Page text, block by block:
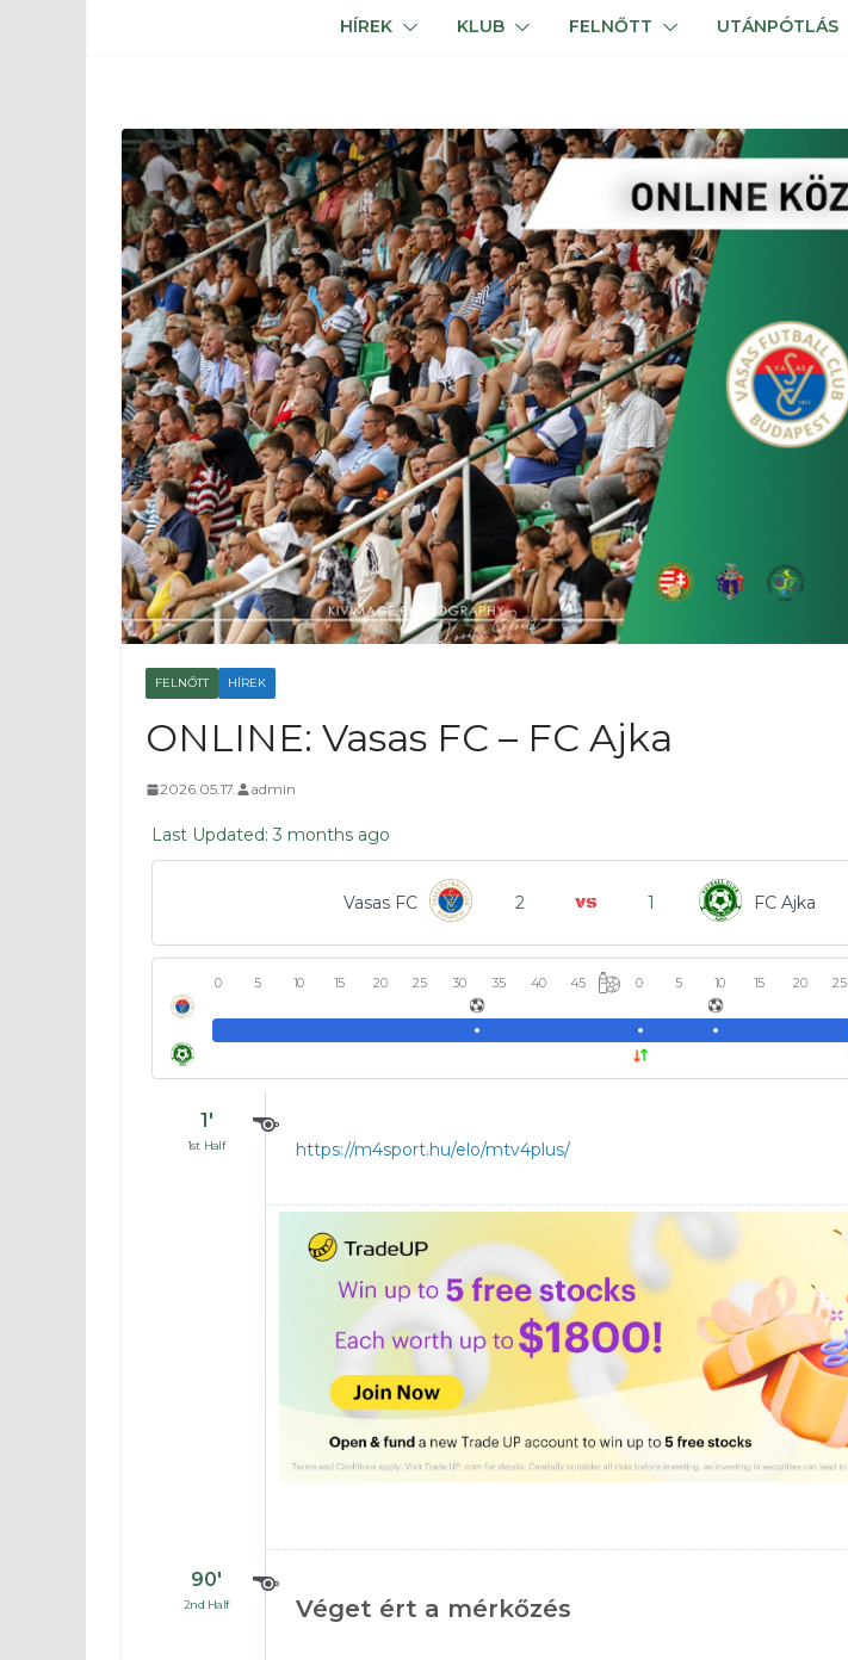
HÍREK KLUB FELNŐTT UTÁNPÓTLÁS
FELNŐTT HÍREK
ONLINE: Vasas FC – FC Ajka
2026.05.17. admin
Last Updated: 3 months ago
2
Vasas FC 1 FC Ajka
0 5 10 15 20 25 30 35 40 45 0 5 10 15 20 25
1′
1st Half https://m4sport.hu/elo/mtv4plus/
90′
2nd Half Véget ért a mérkőzés